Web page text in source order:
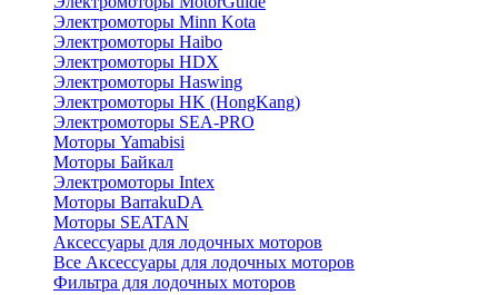
Электромоторы Minn Kota
Электромоторы Haibo
Электромоторы HDX
Электромоторы Haswing
Электромоторы HK (HongKang)
Электромоторы SEA-PRO
Моторы Yamabisi
Моторы Байкал
Электромоторы Intex
Моторы BarrakuDA
Моторы SEATAN
Аксессуары для лодочных моторов
Все Аксессуары для лодочных моторов
Фильтра для лодочных моторов